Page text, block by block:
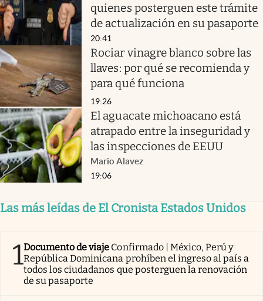
quienes posterguen este trámite
de actualización en su pasaporte
20:41
Rociar vinagre blanco sobre las
llaves: por qué se recomienda y
para qué funciona
19:26
El aguacate michoacano está
atrapado entre la inseguridad y
las inspecciones de EEUU
Mario Alavez
19:06
Las más leídas de El Cronista Estados Unidos
1Documento de viaje Confirmado | México, Perú y
República Dominicana prohíben el ingreso al país a
todos los ciudadanos que posterguen la renovación
de su pasaporte